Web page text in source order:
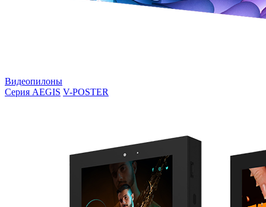
Видеопилоны
Серия AEGIS V-POSTER